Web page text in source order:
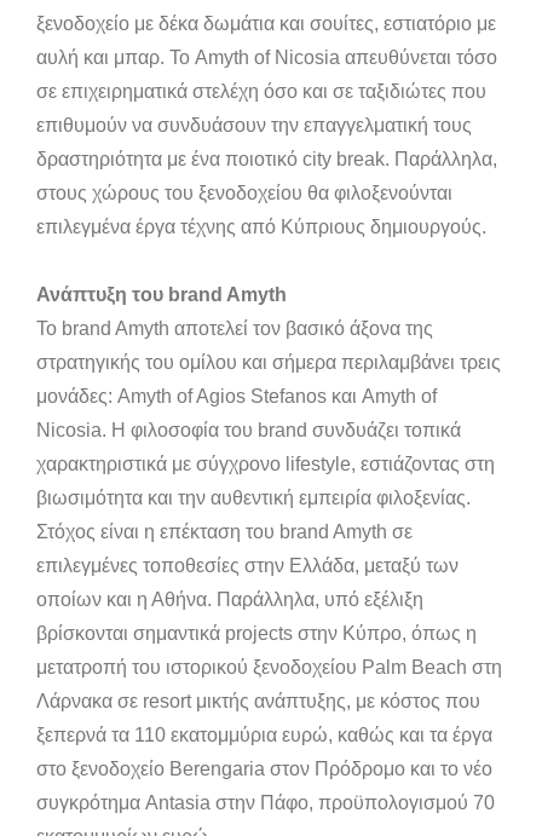
ξενοδοχείο με δέκα δωμάτια και σουίτες, εστιατόριο με
αυλή και μπαρ. Το Amyth of Nicosia απευθύνεται τόσο
σε επιχειρηματικά στελέχη όσο και σε ταξιδιώτες που
επιθυμούν να συνδυάσουν την επαγγελματική τους
δραστηριότητα με ένα ποιοτικό city break. Παράλληλα,
στους χώρους του ξενοδοχείου θα φιλοξενούνται
επιλεγμένα έργα τέχνης από Κύπριους δημιουργούς.
Ανάπτυξη του brand Amyth
Το brand Amyth αποτελεί τον βασικό άξονα της
στρατηγικής του ομίλου και σήμερα περιλαμβάνει τρεις
μονάδες: Amyth of Agios Stefanos και Amyth of
Nicosia. Η φιλοσοφία του brand συνδυάζει τοπικά
χαρακτηριστικά με σύγχρονο lifestyle, εστιάζοντας στη
βιωσιμότητα και την αυθεντική εμπειρία φιλοξενίας.
Στόχος είναι η επέκταση του brand Amyth σε
επιλεγμένες τοποθεσίες στην Ελλάδα, μεταξύ των
οποίων και η Αθήνα. Παράλληλα, υπό εξέλιξη
βρίσκονται σημαντικά projects στην Κύπρο, όπως η
μετατροπή του ιστορικού ξενοδοχείου Palm Beach στη
Λάρνακα σε resort μικτής ανάπτυξης, με κόστος που
ξεπερνά τα 110 εκατομμύρια ευρώ, καθώς και τα έργα
στο ξενοδοχείο Berengaria στον Πρόδρομο και το νέο
συγκρότημα Antasia στην Πάφο, προϋπολογισμού 70